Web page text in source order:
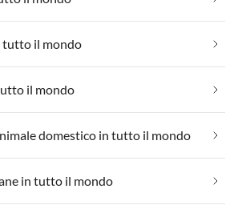
tutto il mondo
il mondo
domestico in tutto il mondo
in tutto il mondo